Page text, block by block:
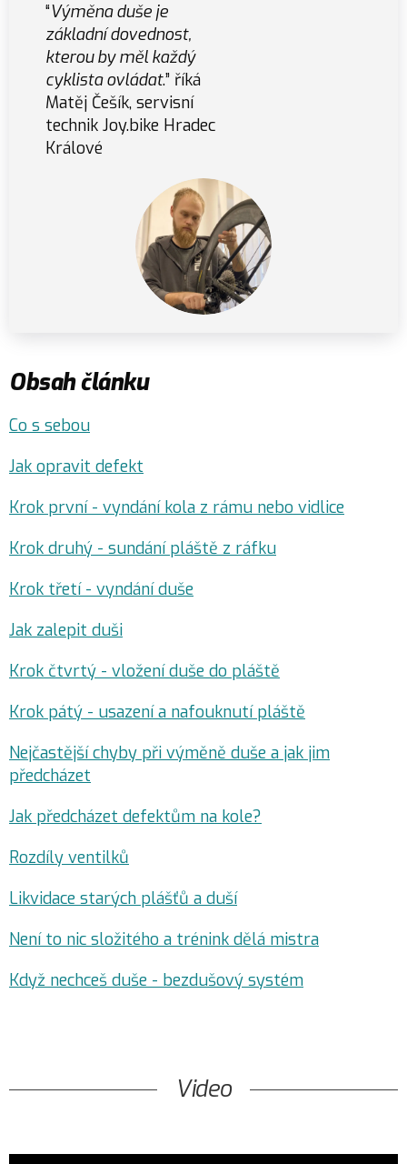
“Výměna duše je
základní dovednost,
kterou by měl každý
cyklista ovládat.” říká
Matěj Češík, servisní
technik Joy.bike Hradec
Králové
Obsah článku
Co s sebou
Jak opravit defekt
Krok první - vyndání kola z rámu nebo vidlice
Krok druhý - sundání pláště z ráfku
Krok třetí - vyndání duše
Jak zalepit duši
Krok čtvrtý - vložení duše do pláště
Krok pátý - usazení a nafouknutí pláště
Nejčastější chyby při výměně duše a jak jim
předcházet
Jak předcházet defektům na kole?
Rozdíly ventilků
Likvidace starých plášťů a duší
Není to nic složitého a trénink dělá mistra
Když nechceš duše - bezdušový systém
Video